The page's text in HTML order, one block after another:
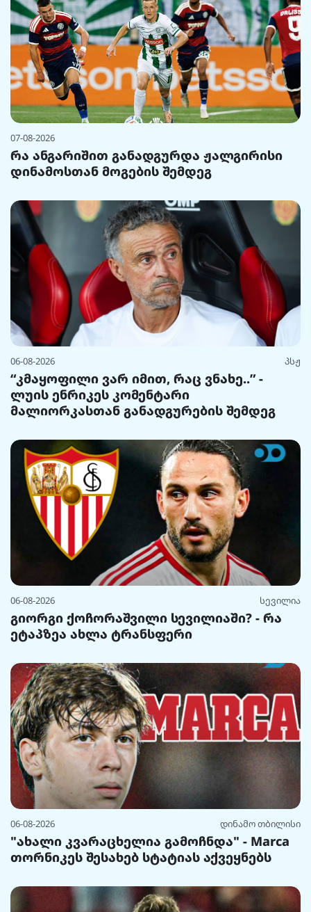
07-08-2026
რა ანგარიშით განადგურდა ჟალგირისი
დინამოსთან მოგების შემდეგ
06-08-2026 პსჟ
“კმაყოფილი ვარ იმით, რაც ვნახე..” -
ლუის ენრიკეს კომენტარი
მალიორკასთან განადგურების შემდეგ
06-08-2026 სევილია
გიორგი ქოჩორაშვილი სევილიაში? - რა
ეტაპზეა ახლა ტრანსფერი
06-08-2026 დინამო თბილისი
"ახალი კვარაცხელია გამოჩნდა" - Marca
თორნიკეს შესახებ სტატიას აქვეყნებს